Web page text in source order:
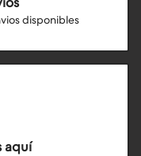
disponibles
aquí